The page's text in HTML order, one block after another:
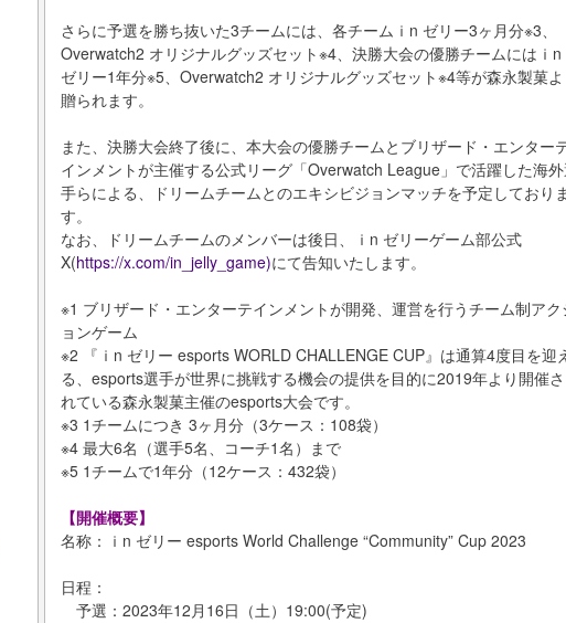
さらに予選を勝ち抜いた3チームには、各チームｉn ゼリー3ヶ⽉分※3、
Overwatch2 オリジナルグッズセット※4、決勝⼤会の優勝チームにはｉn
ゼリー1年分※5、Overwatch2 オリジナルグッズセット※4等が森永製菓
贈られます。
また、決勝⼤会終了後に、本⼤会の優勝チームとブリザード・エンター
インメントが主催する公式リーグ「Overwatch League」で活躍した海
⼿らによる、ドリームチームとのエキシビジョンマッチを予定しており
す。
なお、ドリームチームのメンバーは後⽇、ｉn ゼリーゲーム部公式
X(https://x.com/in_jelly_game)にて告知いたします。
※1 ブリザード・エンターテインメントが開発、運営を行うチーム制アク
ョンゲーム
※2 『ｉn ゼリー esports WORLD CHALLENGE CUP』は通算4度目を迎
る、esports選手が世界に挑戦する機会の提供を目的に2019年より開催さ
れている森永製菓主催のesports大会です。
※3 1チームにつき 3ヶ月分（3ケース：108袋）
※4 最大6名（選手5名、コーチ1名）まで
※5 1チームで1年分（12ケース：432袋）
【開催概要】
名称：ｉn ゼリー esports World Challenge “Community” Cup 2023
日程：
予選：2023年12月16日（土）19:00(予定)